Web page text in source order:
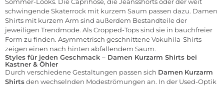
schwingende Skaterrock mit kurzem Saum passen dazu. Damen
Shirts mit kurzem Arm sind außerdem Bestandteile der
jeweiligen Trendmode. Als Cropped-Tops sind sie in bauchfreier
Form zu finden. Asymmetrisch geschnittene Vokuhila-Shirts
zeigen einen nach hinten abfallendem Saum.
Styles für jeden Geschmack – Damen Kurzarm Shirts bei
Kastner & Öhler
Durch verschiedene Gestaltungen passen sich Damen Kurzarm
Shirtsden wechselnden Modeströmungen an. In der Used-Optik